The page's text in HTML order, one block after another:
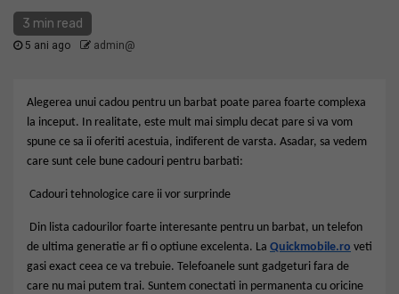
3 min read
5 ani ago admin@
Alegerea unui cadou pentru un barbat poate parea foarte complexa
la inceput. In realitate, este mult mai simplu decat pare si va vom
spune ce sa ii oferiti acestuia, indiferent de varsta. Asadar, sa vedem
care sunt cele bune cadouri pentru barbati:
Cadouri tehnologice care ii vor surprinde
Din lista cadourilor foarte interesante pentru un barbat, un telefon
de ultima generatie ar fi o optiune excelenta. La Quickmobile.ro veti
gasi exact ceea ce va trebuie. Telefoanele sunt gadgeturi fara de
care nu mai putem trai. Suntem conectati in permanenta cu oricine